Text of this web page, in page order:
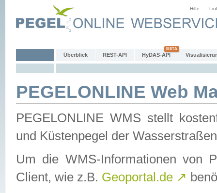
Hilfe
Überblick REST-API HyDAS-API
PEGELONLINE Web
PEGELONLINE WMS stellt
und Küstenpegel der
Um die WMS-Informationen von
Client, wie z.B. Geoportal.de ↗